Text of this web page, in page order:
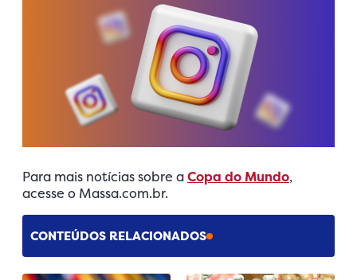
Para mais notícias sobre aCopa do Mundo,
acesse o Massa.com.br.
CONTEÚDOS RELACIONADOS